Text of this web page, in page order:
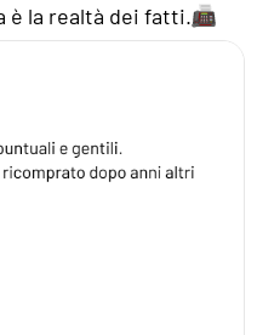
è la realtà dei fatti.